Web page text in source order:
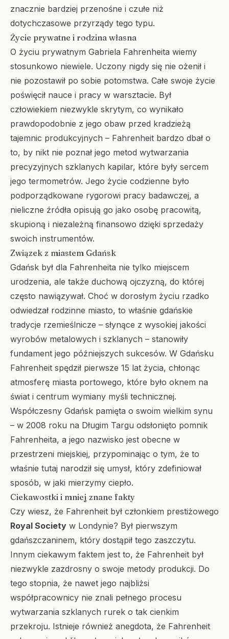
znacznie bardziej przenośne i czułe niż
dotychczasowe przyrządy tego typu.
Życie prywatne i rodzina własna
O życiu prywatnym Gabriela Fahrenheita wiemy
stosunkowo niewiele. Uczony nigdy się nie ożenił i
nie pozostawił po sobie potomstwa. Całe swoje życie
poświęcił nauce i pracy w warsztacie. Był
człowiekiem niezwykle skrytym, co wynikało
prawdopodobnie z jego obaw przed kradzieżą
tajemnic produkcyjnych – Fahrenheit bardzo dbał o
to, by nikt nie poznał jego metod wytwarzania
precyzyjnych szklanych kapilar, które były sercem
jego termometrów. Jego życie codzienne było
podporządkowane rygorowi pracy badawczej, a
nieliczne źródła opisują go jako osobę pracowitą,
skupioną i niezależną finansowo dzięki sprzedaży
swoich instrumentów.
Związek z miastem Gdańsk
Gdańsk był dla Fahrenheita nie tylko miejscem
urodzenia, ale także duchową ojczyzną, do której
często nawiązywał. Choć w dorosłym życiu rzadko
odwiedzał rodzinne miasto, to właśnie gdańskie
tradycje rzemieślnicze – słynące z wysokiej jakości
wyrobów metalowych i szklanych – stanowiły
fundament jego późniejszych sukcesów. W Gdańsku
Fahrenheit spędził pierwsze 15 lat życia, chłonąc
atmosferę miasta portowego, które było oknem na
świat i centrum wymiany myśli technicznej.
Współczesny Gdańsk pamięta o swoim wielkim synu
– w 2008 roku na Długim Targu odsłonięto pomnik
Fahrenheita, a jego nazwisko jest obecne w
przestrzeni miejskiej, przypominając o tym, że to
właśnie tutaj narodził się umysł, który zdefiniował
sposób, w jaki mierzymy ciepło.
Ciekawostki i mniej znane fakty
Czy wiesz, że Fahrenheit był członkiem prestiżowego
Royal Society w Londynie? Był pierwszym
gdańszczaninem, który dostąpił tego zaszczytu.
Innym ciekawym faktem jest to, że Fahrenheit był
niezwykle zazdrosny o swoje metody produkcji. Do
tego stopnia, że nawet jego najbliżsi
współpracownicy nie znali pełnego procesu
wytwarzania szklanych rurek o tak cienkim
przekroju. Istnieje również anegdota, że Fahrenheit